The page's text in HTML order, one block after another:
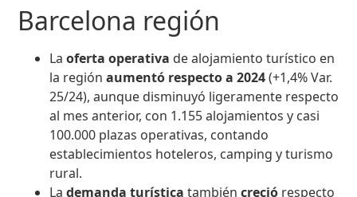
Barcelona región
Laoferta operativa de alojamiento turístico en
la regiónaumentó respecto a 2024(+1,4% Var.
25/24), aunque disminuyó ligeramente respecto
al mes anterior, con 1.155 alojamientos y casi
100.000 plazas operativas, contando
establecimientos hoteleros, camping y turismo
rural.
Lademanda turísticatambiéncreció respecto